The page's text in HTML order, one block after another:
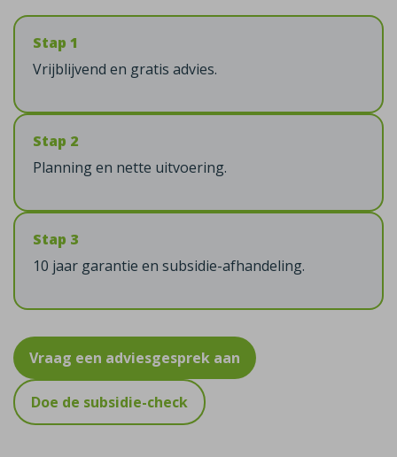
Stap 1
Vrijblijvend en gratis advies.
Stap 2
Planning en nette uitvoering.
Stap 3
10 jaar garantie en subsidie-afhandeling.
Vraag een adviesgesprek aan
Doe de subsidie-check